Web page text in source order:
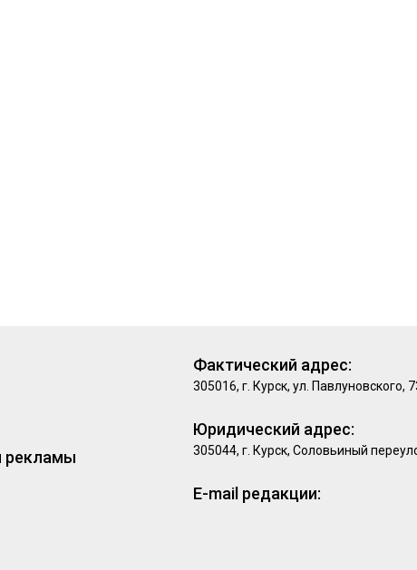
рекламы
Фактический адрес:
305016, г. Курск, ул. Павлуновского,
Юридический адрес:
305044, г. Курск, Соловьиный
E-mail редакции: